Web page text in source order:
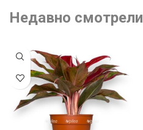
Недавно смотрели